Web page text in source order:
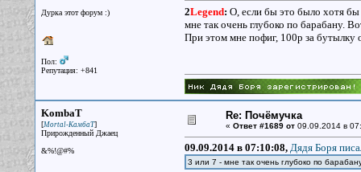
Дурка этот форум :)
Пол:
Репутация: +841
2Legend: О, если бы это было хотя бы
мне так очень глубоко по барабану.
При этом мне пофиг, 100р за бутылку
KombaT
[Mortal-КамбаТ]
Прирожденный Джаец
&%!@#%
Re: Почёмучка
« Ответ #1689 от09.09.2014 в
09.09.2014 в 07:10:08, Дядя Боря
3 или 7 - мне так очень глубоко по